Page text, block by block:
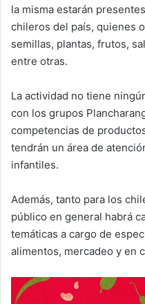
la misma estarán
chileros del país, quienes
semillas, plantas, frutos,
entre otras.
La actividad no tiene
con los grupos
competencias de
tendrán un área de
infantiles.
Además, tanto para los
público en general habrá
temáticas a cargo de
alimentos, mercadeo y en